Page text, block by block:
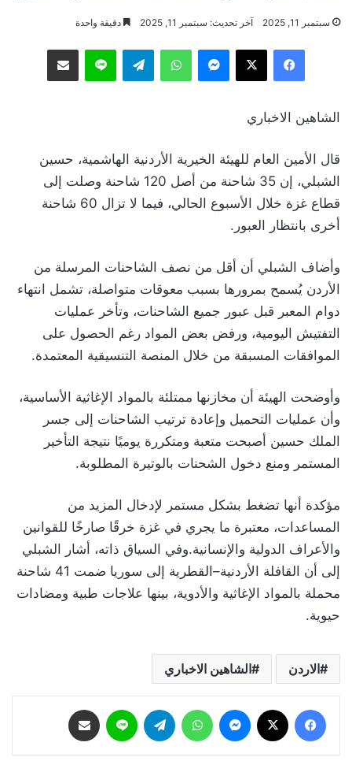
سبتمبر 11, 2025 آخر تحديث: سبتمبر 11, 2025 دقيقة واحدة
فيسبوك ‫X ماسنجر واتساب تيلقرام لاين مشاركة عبر البريد
الشاهين الاخباري
قال الأمين العام للهيئة الخيرية الأردنية الهاشمية، حسين
الشبلي، إن 35 شاحنة من أصل 120 شاحنة وصلت إلى
قطاع غزة خلال الأسبوع الحالي، فيما لا تزال 60 شاحنة
أخرى بانتظار العبور.
وأضاف الشبلي أن أقل من نصف الشاحنات المرسلة من
الأردن يُسمح بمرورها بسبب معوقات متواصلة، تشمل انتهاء
دوام المعبر قبل عبور جميع الشاحنات، وتأخر عمليات
التفتيش اليومية، ورفض بعض المواد رغم الحصول على
الموافقات المسبقة من خلال المنصة التنسيقية المعتمدة.
وأوضحت الهيئة أن مخازنها ممتلئة بالمواد الإغاثية الأساسية،
وأن عمليات التحميل وإعادة ترتيب الشاحنات إلى جسر
الملك حسين أصبحت متعبة ومتكررة يوميًا نتيجة التأخير
المستمر ومنع دخول الشحنات بالوتيرة المطلوبة.
مؤكدة أنها تضغط بشكل مستمر لإدخال المزيد من
المساعدات، معتبرة ما يجري في غزة خرقًا صارخًا للقوانين
والأعراف الدولية والإنسانية.وفي السياق ذاته، أشار الشبلي
إلى أن القافلة الأردنية–القطرية إلى سوريا ضمت 41 شاحنة
محملة بالمواد الإغاثية والأدوية، بينها علاجات طبية ومضادات
حيوية.
الاردن الشاهين الاخباري
فيسبوك ماسنجر واتساب تيلقرام لاين